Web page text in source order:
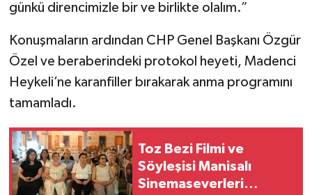
günkü direncimizle bir ve birlikte olalım.”
Konuşmaların ardından CHP Genel Başkanı Özgür
Özel ve beraberindeki protokol heyeti, Madenci
Heykeli’ne karanfiller bırakarak anma programını
tamamladı.
Toz Bezi Filmi ve
Söyleşisi Manisalı
Sinemaseverleri